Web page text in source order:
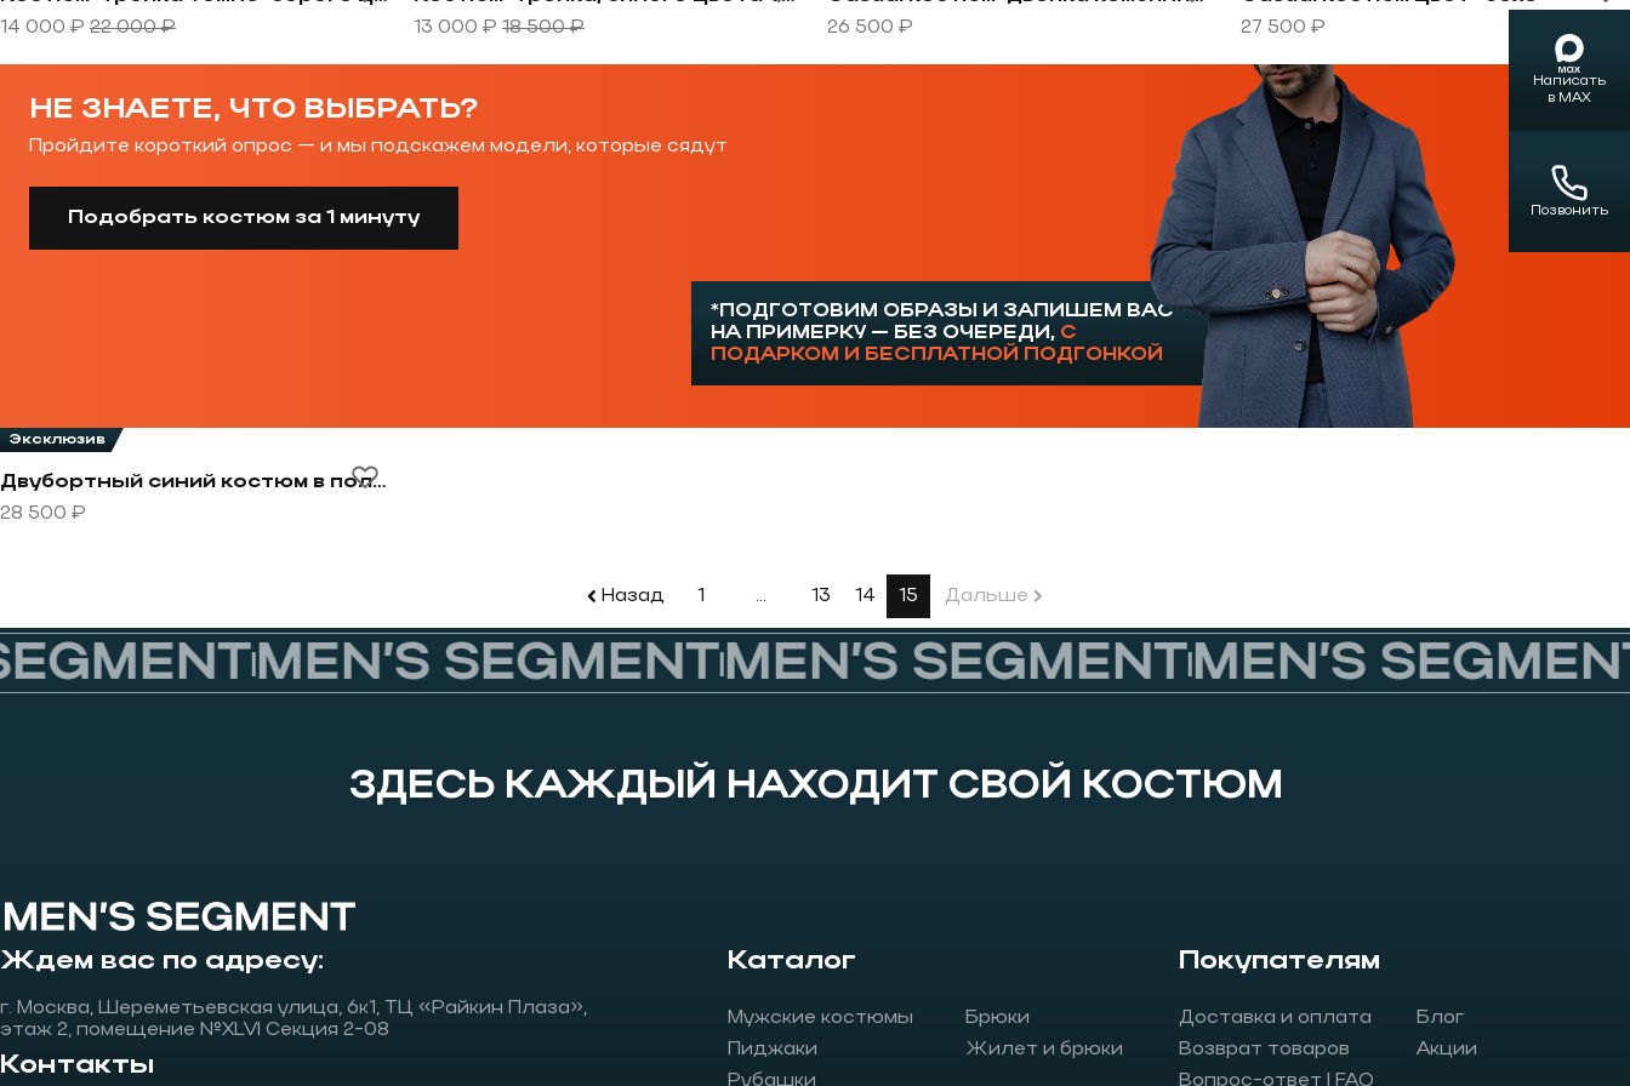
14 000 ₽ 22 000 ₽
13 000 ₽ 18 500 ₽
26 500 ₽
27 500 ₽
НЕ ЗНАЕТЕ, ЧТО ВЫБРАТЬ?
Пройдите короткий опрос — и мы подскажем модели, которые сядут
Подобрать костюм за 1 минуту
*ПОДГОТОВИМ ОБРАЗЫ И ЗАПИШЕМ ВАС
НА ПРИМЕРКУ — БЕЗ ОЧЕРЕДИ, С
ПОДАРКОМ И БЕСПЛАТНОЙ ПОДГОНКОЙ
Перейти к товару Двубортный синий костюм в полоску
Эксклюзив
Двубортный синий костюм в полоску
28 500 ₽
Назад 1 … 13 14 15 Дальше
MEN’S SEGMENTMEN’S SEGMENTMEN’S SEGMENT
ЗДЕСЬ КАЖДЫЙ НАХОДИТ СВОЙ КОСТЮМ
Ждем вас по адресу:
г. Москва, Шереметьевская улица, 6к1, ТЦ «Райкин Плаза»,
этаж 2, помещение №XLVI Секция 2-08
Контакты
Каталог
Мужские костюмы
Пиджаки
Рубашки
Брюки
Жилет и брюки
Покупателям
Доставка и оплата
Возврат товаров
Вопрос-ответ | FAQ
Блог
Акции
Написать
в MAX
Позвонить